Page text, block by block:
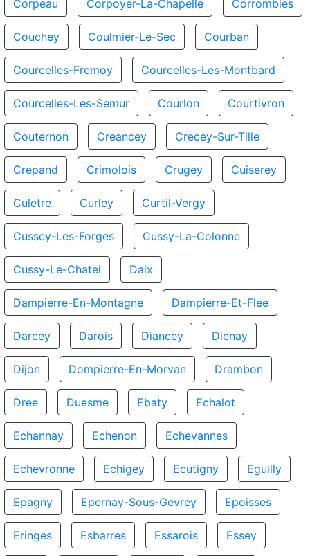
Corpeau Corpoyer-La-Chapelle Corrombles
Couchey Coulmier-Le-Sec Courban
Courcelles-Fremoy Courcelles-Les-Montbard
Courcelles-Les-Semur Courlon Courtivron
Couternon Creancey Crecey-Sur-Tille
Crepand Crimolois Crugey Cuiserey
Culetre Curley Curtil-Vergy
Cussey-Les-Forges Cussy-La-Colonne
Cussy-Le-Chatel Daix
Dampierre-En-Montagne Dampierre-Et-Flee
Darcey Darois Diancey Dienay
Dijon Dompierre-En-Morvan Drambon
Dree Duesme Ebaty Echalot
Echannay Echenon Echevannes
Echevronne Echigey Ecutigny Eguilly
Epagny Epernay-Sous-Gevrey Epoisses
Eringes Esbarres Essarois Essey